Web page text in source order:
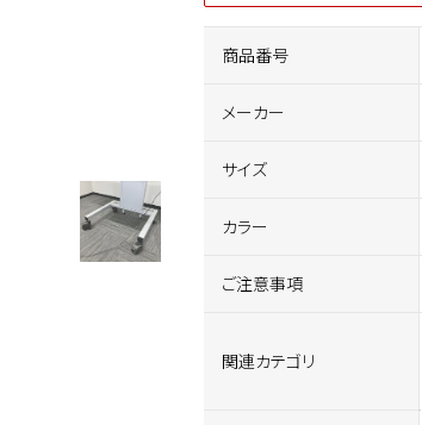
商品番号
メーカー
サイズ
カラー
ご注意事項
関連カテゴリ